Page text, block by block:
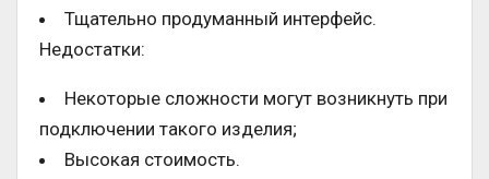
Тщательно продуманный интерфейс.
Недостатки:
Некоторые сложности могут возникнуть при
подключении такого изделия;
Высокая стоимость.